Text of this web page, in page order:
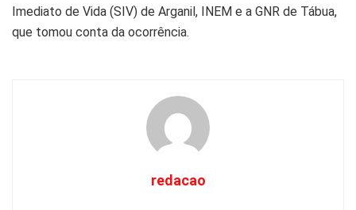
Imediato de Vida (SIV) de Arganil, INEM e a GNR de Tábua,
que tomou conta da ocorrência.
redacao